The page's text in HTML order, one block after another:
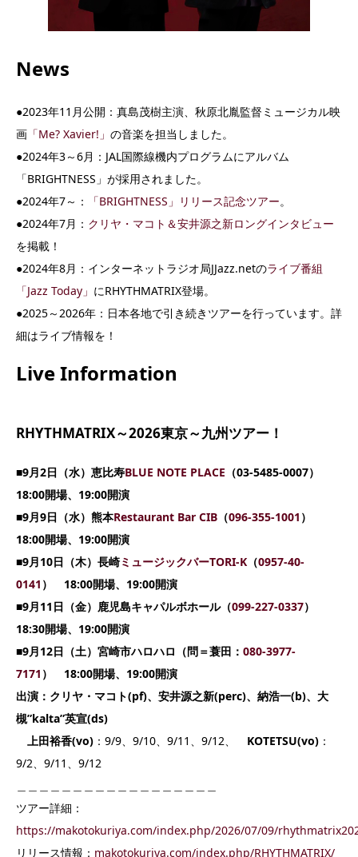
News
●2023年11月公開：真島茂樹主演、秋原北胤監督ミュージカル映
画 「Me? Xavier!」 の音楽を担当しました。
●2024年3～6月：JAL国際線機内プログラムにアルバム
「BRIGHTNESS」が採用されました。
●2024年7～：
「BRIGHTNESS」リリース記念ツアー。
●2024年7月： クリヤ・マコト＆安井源之新ロングインタビュー
を掲載！
●2024年8月：インターネットラジオ局JJazz.netのライブ番組
「Jazz Today」 にRHYTHMATRIX登場。
●2025～2026年：日本各地で引き続きツアーを行っています。詳
細はライブ情報を！
Live Information
RHYTHMATRIX～2026東京～九州ツアー！
■9月2日（水） 恵比寿BLUE NOTE PLACE （03-5485-0007）
18:00開場、19:00開演
■9月9日（水） 熊本Restaurant Bar CIB （096-355-1001 ）
18:00開場、19:00開演
■9月10日（木） 長崎ミュージックバーTORI-K （0957-40-
0141 ）
18:00開場、19:00開演
■9月11日（金） 鹿児島キャパルボホール（099-227-0337）
18:30開場、19:00開演
■9月12日（土） 宮崎市ハロハロ（問＝蓑田： 080-3977-
7171 ）
18:00開場、19:00開演
出演：クリヤ・マコト(pf)、安井源之新(perc)、納浩一(b)、大
槻”kalta”英宣(ds)
上田裕香(vo) ：9/9、9/10、9/11、9/12、 KOTETSU(vo) ：
9/2、9/11、9/12
ツアー詳細：
https://makotokuriya.com/index.php/2026/07/09/
リリース情報： makotokuriya.com/index.php/RHYTHMATRIX/